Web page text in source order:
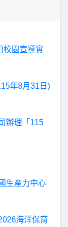
校園宣導實
年8月31日)
辦理「115
生產力中心
海洋保育